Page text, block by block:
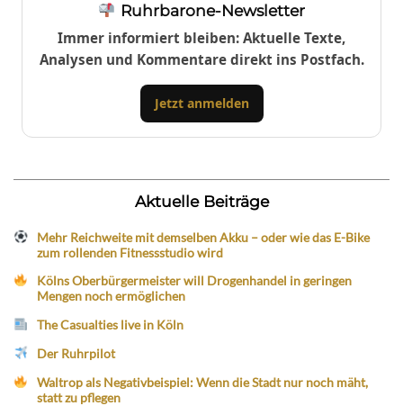
Ruhrbarone-Newsletter
Immer informiert bleiben: Aktuelle Texte,
Analysen und Kommentare direkt ins Postfach.
Jetzt anmelden
Aktuelle Beiträge
Mehr Reichweite mit demselben Akku – oder wie das E-Bike
zum rollenden Fitnessstudio wird
Kölns Oberbürgermeister will Drogenhandel in geringen
Mengen noch ermöglichen
The Casualties live in Köln
Der Ruhrpilot
Waltrop als Negativbeispiel: Wenn die Stadt nur noch mäht,
statt zu pflegen